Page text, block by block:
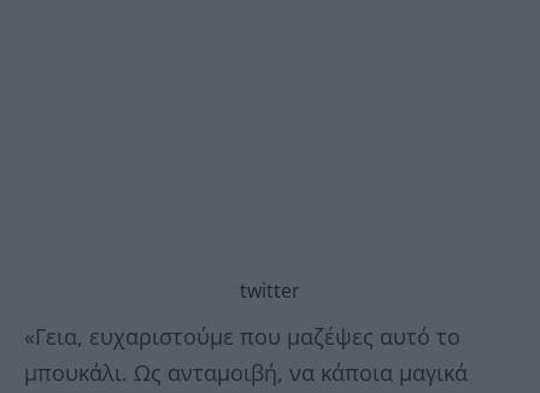
twitter
«Γεια, ευχαριστούμε που μαζέψες αυτό το
μπουκάλι. Ως ανταμοιβή, να κάποια μαγικά